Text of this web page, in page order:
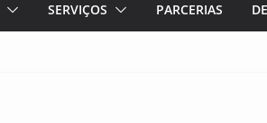
SERVIÇOS PARCERIAS